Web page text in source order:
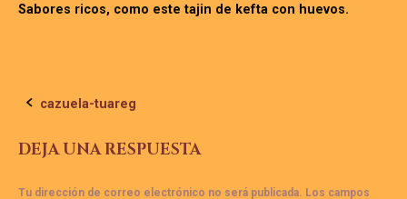
Sabores ricos, como este tajin de kefta con huevos.
Navegación
de
la
cazuela-tuareg
DEJA UNA RESPUESTA
Tu dirección de correo electrónico no será publicada. Los campos